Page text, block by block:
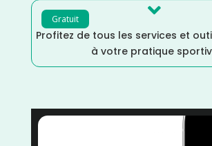
Gratuit 
Profitez de tous les services et
à votre pratique